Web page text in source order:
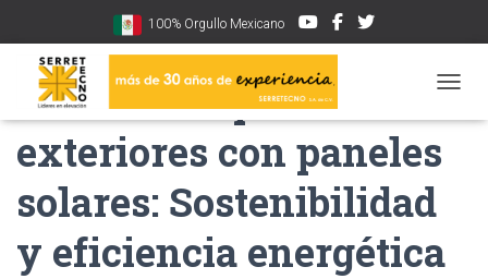
100% Orgullo Mexicano
Elevadores para
exteriores con paneles
solares: Sostenibilidad
y eficiencia energética